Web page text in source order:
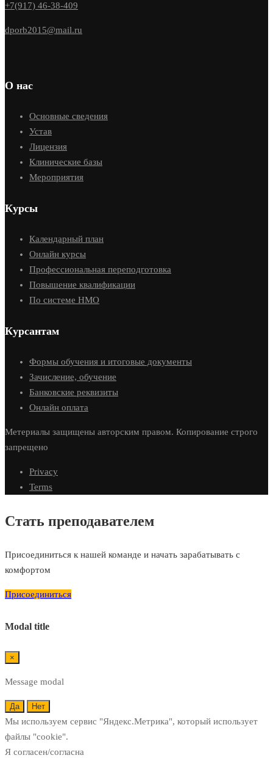
+7(917) 46-38-409
dporb2015@mail.ru
О нас
Основные сведения
Устав
Лицензия
Клинические базы
Мероприятия
Курсы
Календарный план
Онлайн курсы
Профессиональная переподготовка
Повышение квалификации
По системе НМО
Курсантам
Формы обучения и итоговые документы
Зачисление, обучение
Банковские реквизиты
Онлайн оплата
Метериалы защищены авторским правом. Копирование строго
запрещено
Privacy
Terms
Стать преподавателем
Присоединиться к нашей команде и начать зарабатывать с
комфортом
Присоединиться
Modal title
×
Message modal
Да Нет
Мы используем сервис "Яндекс.Метрика", который использует
файлы "cookie".
Я согласен/согласна